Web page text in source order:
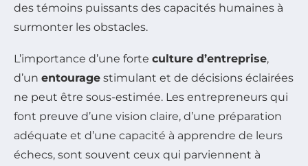
des témoins puissants des capacités humaines à
surmonter les obstacles.
L’importance d’une forte culture d’entreprise,
d’un entourage stimulant et de décisions éclairées
ne peut être sous-estimée. Les entrepreneurs qui
font preuve d’une vision claire, d’une préparation
adéquate et d’une capacité à apprendre de leurs
échecs, sont souvent ceux qui parviennent à